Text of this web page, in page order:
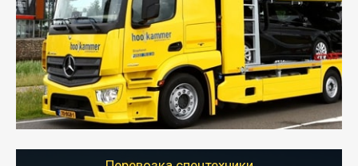
- Перевозка автовозом от Тайгер Логистик – это
быстрый и безопасный способ доставить несколько
легковых автомобилей за одну поездку в другой
город.
- Наша транспортная компания организует доставку
машин автовозом, подобрав оптимальный маршрут с
учетом всех особенности по пути следования.